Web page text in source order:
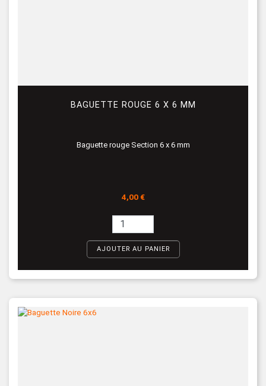
BAGUETTE ROUGE 6 X 6 MM
Baguette rouge Section 6 x 6 mm
Prix
4,00 €
AJOUTER AU PANIER